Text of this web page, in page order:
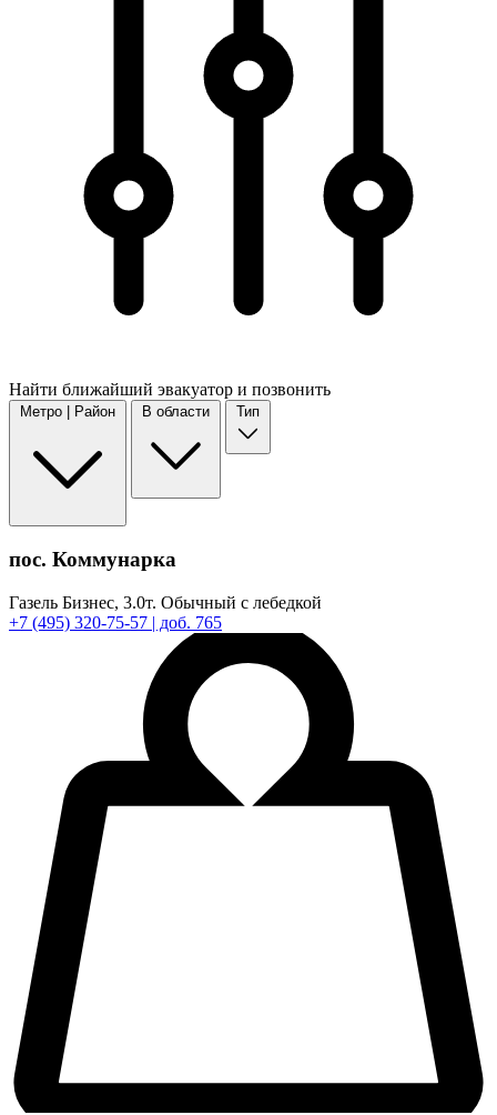
Найти ближайший эвакуатор и позвонить
Метро | Район В области Тип
пос. Коммунарка
Газель Бизнес, 3.0т. Обычный с лебедкой
+7 (495) 320-75-57 | доб. 765